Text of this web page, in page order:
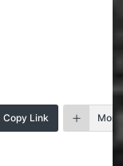
Copy Link More